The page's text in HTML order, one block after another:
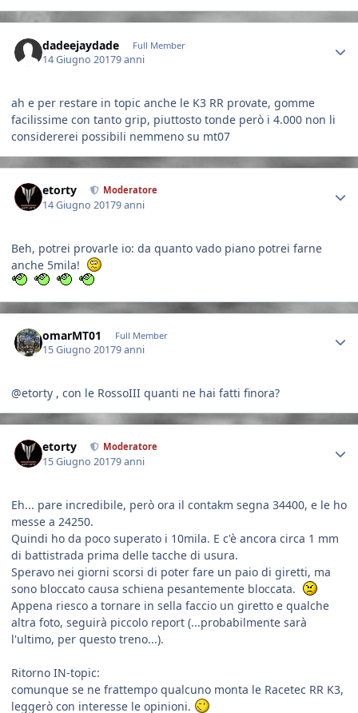
dadeejaydade Full Member
14 Giugno 20179 anni
ah e per restare in topic anche le K3 RR provate, gomme
facilissime con tanto grip, piuttosto tonde però i 4.000 non li
considererei possibili nemmeno su mt07
etorty Moderatore
14 Giugno 20179 anni
Beh, potrei provarle io: da quanto vado piano potrei farne
anche 5mila!
omarMT01 Full Member
15 Giugno 20179 anni
@etorty , con le RossoIII quanti ne hai fatti finora?
etorty Moderatore
15 Giugno 20179 anni
Eh... pare incredibile, però ora il contakm segna 34400, e le ho
messe a 24250.
Quindi ho da poco superato i 10mila. E c'è ancora circa 1 mm
di battistrada prima delle tacche di usura.
Speravo nei giorni scorsi di poter fare un paio di giretti, ma
sono bloccato causa schiena pesantemente bloccata.
Appena riesco a tornare in sella faccio un giretto e qualche
altra foto, seguirà piccolo report (...probabilmente sarà
l'ultimo, per questo treno...).
Ritorno IN-topic:
comunque se ne frattempo qualcuno monta le Racetec RR K3,
leggerò con interesse le opinioni.